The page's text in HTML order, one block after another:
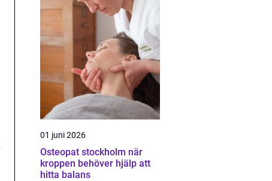
01 juni 2026
Osteopat stockholm när
kroppen behöver hjälp att
hitta balans